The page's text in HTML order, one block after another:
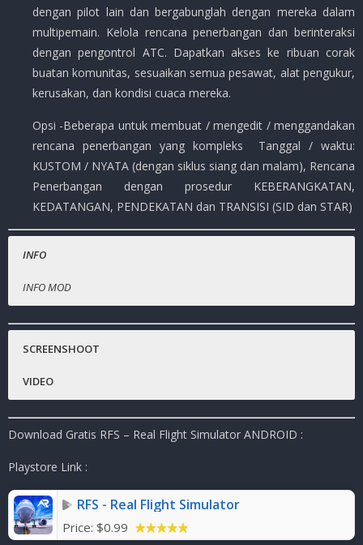
dengan pilot lain dan bergabunglah dengan mereka dalam
multipemain. Kelola rencana penerbangan dan berinteraksi
dengan pengontrol ATC. Dapatkan akses ke ribuan corak
buatan komunitas, sesuaikan semua pesawat, alat pengukur,
kerusakan, dan kondisi cuaca mereka.
Opsi -Beberapa untuk membuat / mengedit / menggandakan
rencana penerbangan yang kompleks Tanggal / waktu:
KUSTOM / NYATA (dengan siklus siang dan malam), Rencana
Penerbangan dengan prosedur KEBERANGKATAN,
KEDATANGAN, PENDEKATAN dan TRANSISI (SID dan STAR)
INFO
INFO MOD
Platfrom
Publisher:Gaco Games
Ukuran Game
SCREENSHOOT
VIDEO
Download Gratis RFS – Real Flight Simulator ANDROID :
Playstore Link :
RFS - Real Flight Simulator
Price: $0.99